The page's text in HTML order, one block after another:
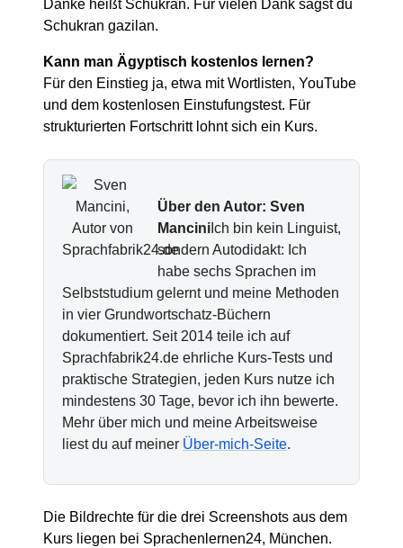
Danke heißt Schukran. Für vielen Dank sagst du
Schukran gazilan.
Kann man Ägyptisch kostenlos lernen?
Für den Einstieg ja, etwa mit Wortlisten, YouTube
und dem kostenlosen Einstufungstest. Für
strukturierten Fortschritt lohnt sich ein Kurs.
Über den Autor: Sven
Mancini Ich bin kein Linguist,
sondern Autodidakt: Ich
habe sechs Sprachen im
Selbststudium gelernt und meine Methoden
in vier Grundwortschatz-Büchern
dokumentiert. Seit 2014 teile ich auf
Sprachfabrik24.de ehrliche Kurs-Tests und
praktische Strategien, jeden Kurs nutze ich
mindestens 30 Tage, bevor ich ihn bewerte.
Mehr über mich und meine Arbeitsweise
liest du auf meiner Über-mich-Seite.
Die Bildrechte für die drei Screenshots aus dem
Kurs liegen bei Sprachenlernen24, München.